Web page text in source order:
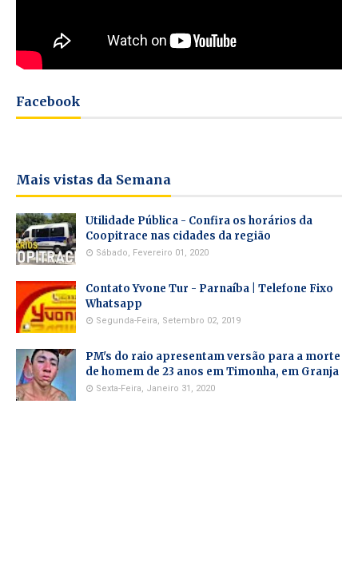
Facebook
Mais vistas da Semana
Utilidade Pública - Confira os horários da
Coopitrace nas cidades da região
Sábado, Fevereiro 01, 2020
Contato Yvone Tur - Parnaíba | Telefone Fixo
Whatsapp
Segunda-Feira, Setembro 02, 2019
PM's do raio apresentam versão para a morte
de homem de 23 anos em Timonha, em Granja
Sexta-Feira, Janeiro 31, 2020